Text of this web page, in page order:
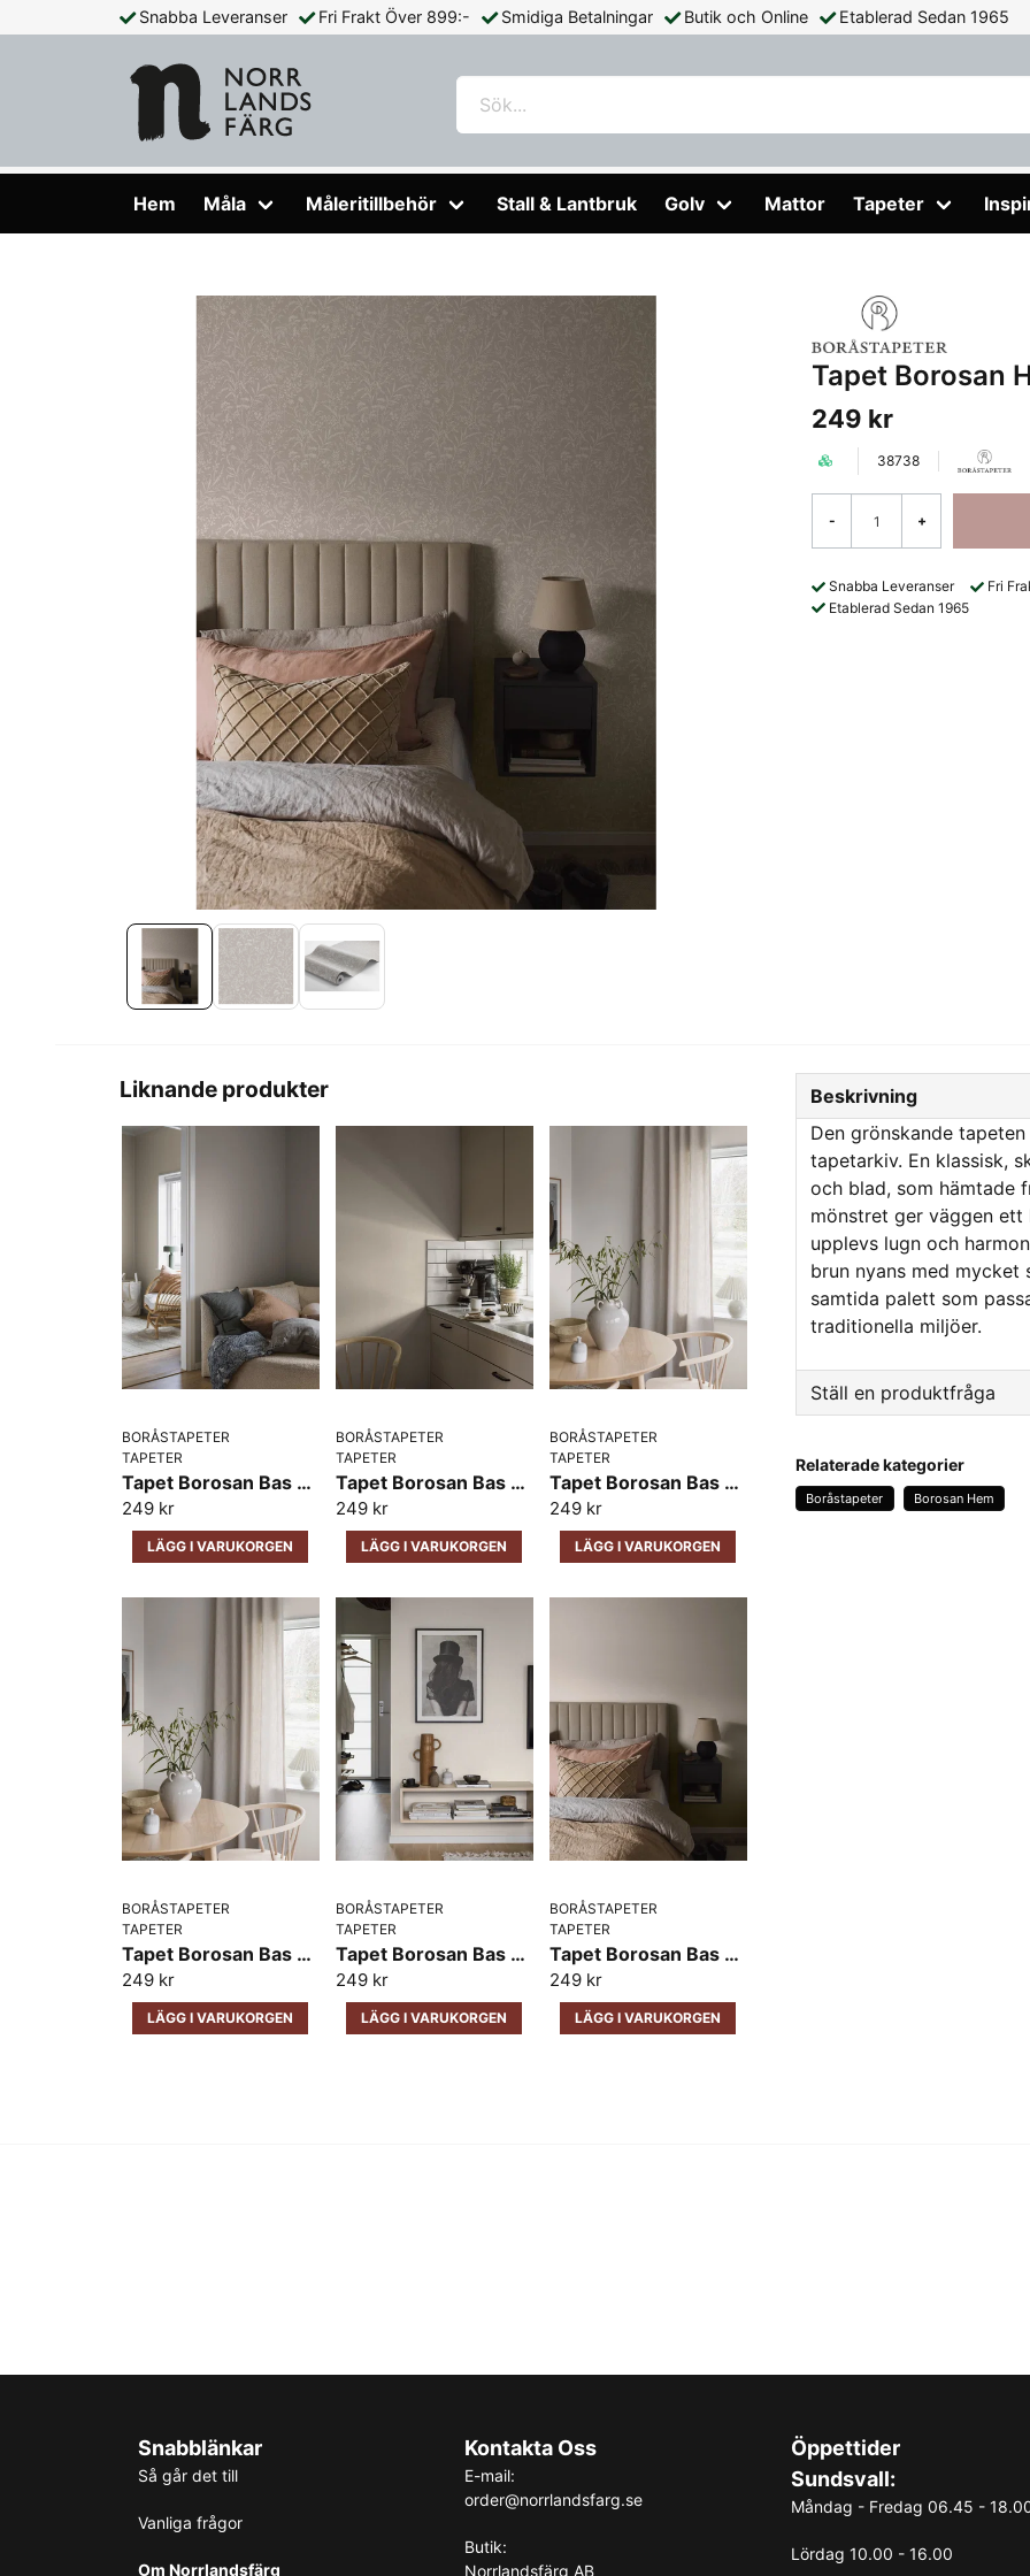
Snabba Leveranser Fri Frakt Över 899:- Smidiga Betalningar Butik och Online Etablerad Sedan 1965
Hem Måla Måleritillbehör Stall & Lantbruk Golv Mattor Tapeter
Tapet Borosan
249 kr
38738
- +
Snabba Leveranser Fri
Etablerad Sedan 1965
Liknande produkter
BORÅSTAPETER
TAPETER
Tapet Borosan Bas Vega 38709
249 kr
LÄGG I VARUKORGEN
BORÅSTAPETER
TAPETER
Tapet Borosan Bas Vega 38712
249 kr
LÄGG I VARUKORGEN
BORÅSTAPETER
TAPETER
Tapet Borosan Bas Vega 38721
249 kr
LÄGG I VARUKORGEN
BORÅSTAPETER
TAPETER
Tapet Borosan Bas Tom 38723
249 kr
LÄGG I VARUKORGEN
BORÅSTAPETER
TAPETER
Tapet Borosan Bas Vega 38710
249 kr
LÄGG I VARUKORGEN
BORÅSTAPETER
TAPETER
Tapet Borosan Bas Kim 38705
249 kr
LÄGG I VARUKORGEN
Beskrivning
Den grönskande
tapetarkiv. En klassisk,
och blad, som hämtade
mönstret ger väggen
upplevs lugn och
brun nyans med mycket
samtida palett som
traditionella miljöer.
Ställ en produktfråga
Fråga oss något om
Relaterade kategorier
Boråstapeter Borosan Hem
Snabblänkar
Så går det till
Vanliga frågor
Om Norrlandsfärg
Kontakta Oss
E-mail:
order@norrlandsfarg.se
Butik:
Norrlandsfärg AB
Öppettider
Sundsvall:
Måndag - Fredag 06.45 -
Lördag 10.00 - 16.00